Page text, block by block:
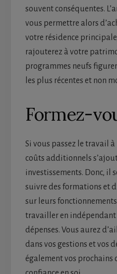
souvent conséquentes.
vous permettre alors
votre résidence
rajouterez à votre
programmes neufs
les plus récentes et non
Formez-
Si vous passez le travail
coûts additionnels
investissements. Donc, il
suivre des formations et
sur leurs
travailler en
dépenses. Vous aurez
dans vos gestions et vos
également vos prochains